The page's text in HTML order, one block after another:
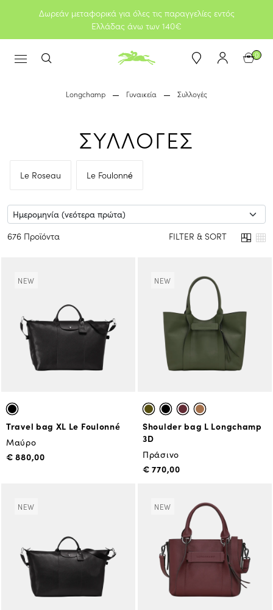
Δωρεάν μεταφορικά για όλες τις παραγγελίες εντός
Ελλάδας άνω των 140€
0
Longchamp Γυναικεία Συλλογές
ΣΥΛΛΟΓΕΣ
Le Roseau Le Foulonné
676 Προϊόντα FILTER & SORT
NEW
Travel bag XL Le Foulonné
Μαύρο
€ 880,00
NEW
Shoulder bag L Longchamp
3D
Πράσινο
€ 770,00
NEW NEW